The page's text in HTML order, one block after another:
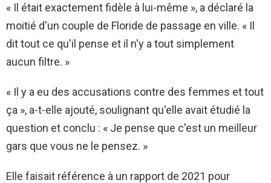
« Il était exactement fidèle à lui-même », a déclaré la
moitié d'un couple de Floride de passage en ville. « Il
dit tout ce qu'il pense et il n'y a tout simplement
aucun filtre. »
« Il y a eu des accusations contre des femmes et tout
ça », a-t-elle ajouté, soulignant qu'elle avait étudié la
question et conclu : « Je pense que c'est un meilleur
gars que vous ne le pensez. »
Elle faisait référence à un rapport de 2021 pour